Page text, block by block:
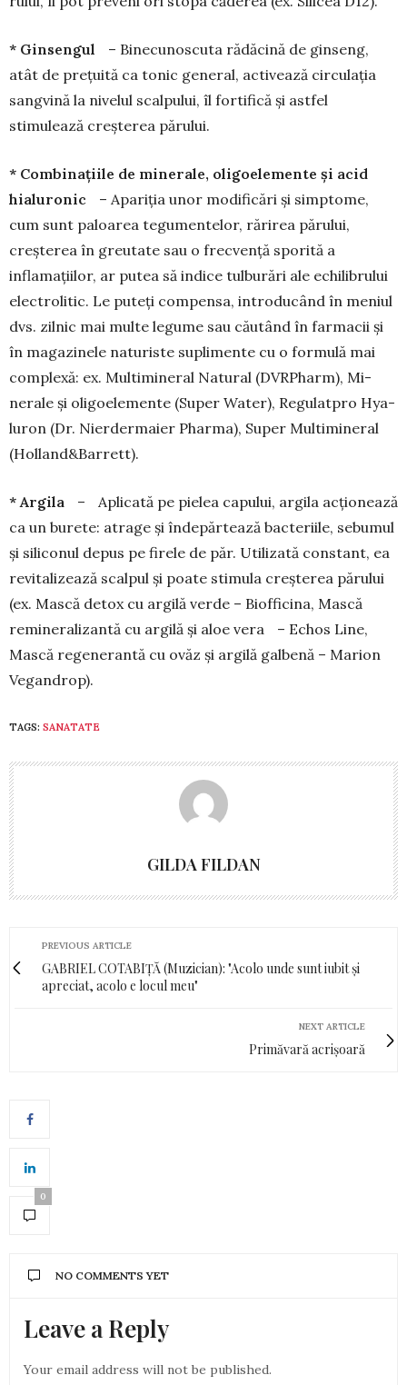
* Ginsengul – Binecunoscuta rădăcină de gin­­seng,
atât de prețuită ca tonic general, acti­vează circulația
sangvină la nivelul scalpului, îl fortifică și astfel
stimulează creșterea părului.
* Combinațiile de minerale, oligoele­men­­te și acid
hialuronic – Apariția unor mo­di­ficări și simp­­tome,
cum sunt paloarea tegumen­telor, rări­rea părului,
creșterea în greutate sau o frecvență sporită a
inflamațiilor, ar putea să indice tulburări ale echilibrului
electrolitic. Le puteți compensa, introducând în meniul
dvs. zilnic mai multe le­gume sau căutând în farmacii și
în ma­ga­zinele naturiste suplimente cu o formulă mai
com­plexă: ex. Multimineral Natural (DVRPharm), Mi­
nerale și oligoelemente (Super Water), Re­gu­latpro Hya­
luron (Dr. Nierdermaier Pharma), Super Mul­ti­mineral
(Holland&Barrett).
* Argila – Aplicată pe pielea capului, argila ac­­țio­nează
ca un burete: atrage și îndepărtează bac­teriile, sebumul
și siliconul depus pe firele de păr. Utilizată constant, ea
revitalizează scalpul și poa­te stimula creșterea părului
(ex. Mască detox cu argilă verde – Biofficina, Mască
remi­nera­lizantă cu argilă și aloe vera – Echos Line,
Mas­că rege­nerantă cu ovăz și argilă galbenă – Ma­rion
Ve­gandrop).
TAGS: SANATATE
GILDA FILDAN
PREVIOUS ARTICLE
GABRIEL COTABIȚĂ (Muzician): "Acolo unde sunt iubit şi
apreciat, acolo e locul meu"
NEXT ARTICLE
Primăvară acrișoară
0
NO COMMENTS YET
Leave a Reply
Your email address will not be published.